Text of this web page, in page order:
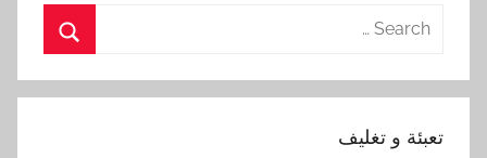
Search
تعبئة و تغليف